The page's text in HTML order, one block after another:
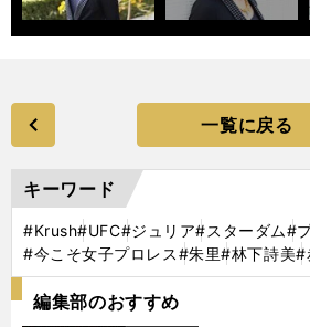
一覧に戻る
キーワード
#Krush#UFC#ジュリア#スターダム#
#今こそ女子プロレス#朱里#林下詩美#
編集部のおすすめ